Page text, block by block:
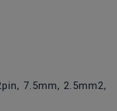
7.5mm, 2.5mm2,